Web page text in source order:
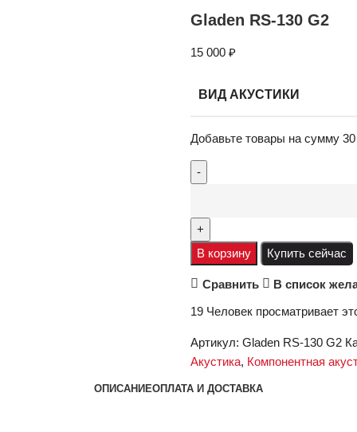
Gladen RS-130 G2
15 000 ₽
ВИД АКУСТИКИ
Добавьте товары на сумму
В корзину Купить сейчас
Сравнить В список
19 Человек просматривает
Артикул: Gladen RS-130 G2
Акустика, Компонентная
ОПИСАНИЕОПЛАТА И ДОСТАВКА